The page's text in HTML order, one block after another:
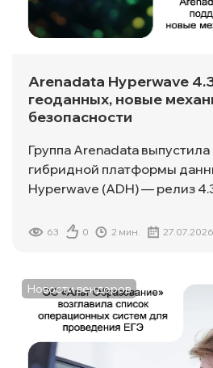
Arenadata Hyperwave
геоданных, новые
безопасности
Группа Arenadata
гибридной платформы
Hyperwave (ADH) — релиз
63 0 2 мин. 27.07.2026
Новости вендоров